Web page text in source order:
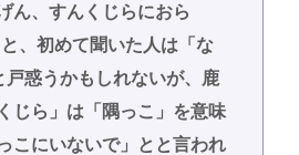
ん、すんくじらにおら
、初めて聞いた人は「な
戸惑うかもしれないが、鹿
じら」は「隅っこ」を意味
こにいないで」とと言われ